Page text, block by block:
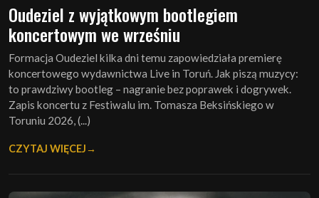
Oudeziel z wyjątkowym bootlegiem
koncertowym we wrześniu
Formacja Oudeziel kilka dni temu zapowiedziała premierę
koncertowego wydawnictwa Live in Toruń. Jak piszą muzycy:
to prawdziwy bootleg – nagranie bez poprawek i dogrywek.
Zapis koncertu z Festiwalu im. Tomasza Beksińskiego w
Toruniu 2026, (...)
CZYTAJ WIĘCEJ